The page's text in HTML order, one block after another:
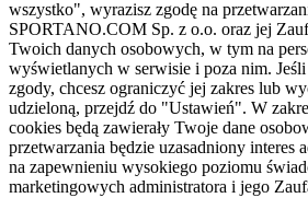
wszystko", wyrazisz zgodę na
SPORTANO.COM Sp. z o.o. oraz jej
Twoich danych osobowych, w tym na
wyświetlanych w serwisie i poza nim.
zgody, chcesz ograniczyć jej zakres lub
udzieloną, przejdź do "Ustawień". W
cookies będą zawierały Twoje dane
przetwarzania będzie uzasadniony interes
na zapewnieniu wysokiego poziomu
marketingowych administratora i jego